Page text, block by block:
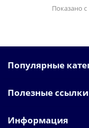
Показано с
Популярные
Полезные ссылки
Информация